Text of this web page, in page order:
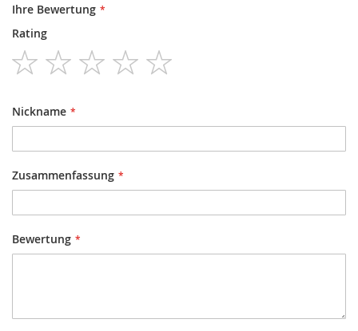
Ihre Bewertung
Rating
1
star
2
stars
3
stars
4
stars
Nickname
Zusammenfassung
Bewertung